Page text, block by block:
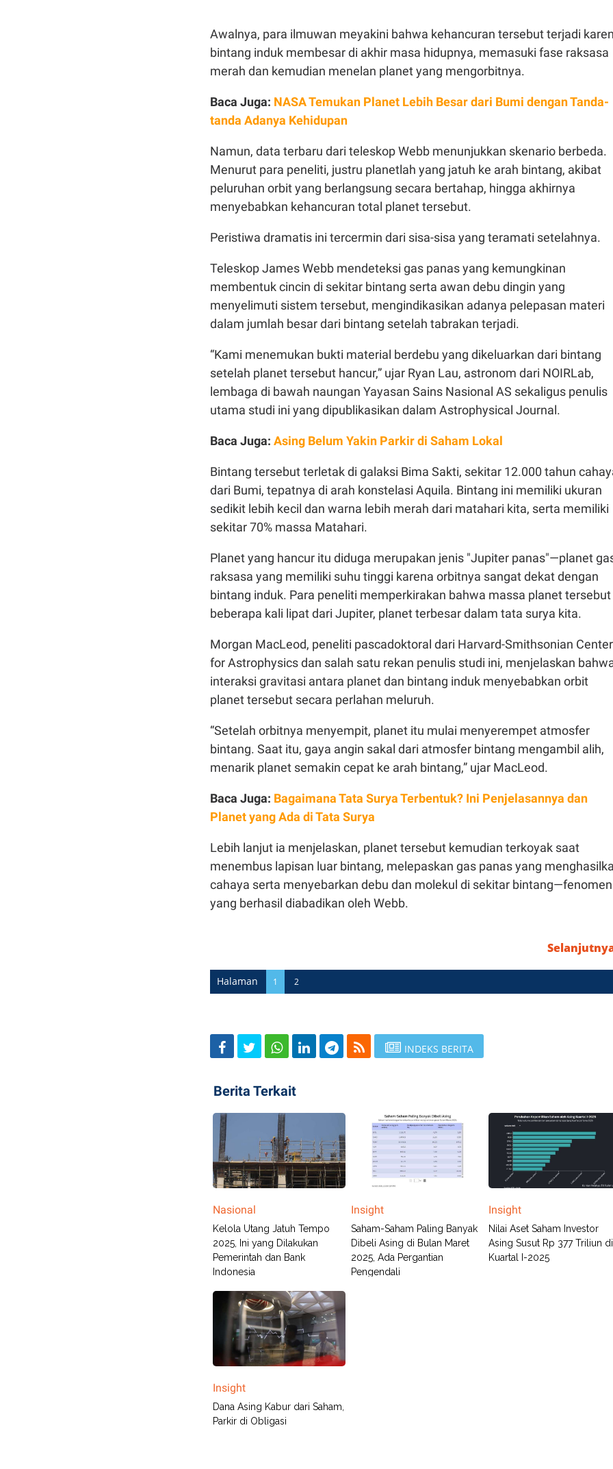
Awalnya, para ilmuwan meyakini bahwa kehancuran tersebut terjadi
bintang induk membesar di akhir masa hidupnya, memasuki fase raksasa
merah dan kemudian menelan planet yang mengorbitnya.
Baca Juga: NASA Temukan Planet Lebih Besar dari Bumi dengan Tanda-
tanda Adanya Kehidupan
Namun, data terbaru dari teleskop Webb menunjukkan skenario berbeda.
Menurut para peneliti, justru planetlah yang jatuh ke arah bintang, akibat
peluruhan orbit yang berlangsung secara bertahap, hingga akhirnya
menyebabkan kehancuran total planet tersebut.
Peristiwa dramatis ini tercermin dari sisa-sisa yang teramati setelahnya.
Teleskop James Webb mendeteksi gas panas yang kemungkinan
membentuk cincin di sekitar bintang serta awan debu dingin yang
menyelimuti sistem tersebut, mengindikasikan adanya pelepasan materi
dalam jumlah besar dari bintang setelah tabrakan terjadi.
“Kami menemukan bukti material berdebu yang dikeluarkan dari bintang
setelah planet tersebut hancur,” ujar Ryan Lau, astronom dari NOIRLab,
lembaga di bawah naungan Yayasan Sains Nasional AS sekaligus penulis
utama studi ini yang dipublikasikan dalam Astrophysical Journal.
Baca Juga: Asing Belum Yakin Parkir di Saham Lokal
Bintang tersebut terletak di galaksi Bima Sakti, sekitar 12.000 tahun
dari Bumi, tepatnya di arah konstelasi Aquila. Bintang ini memiliki ukuran
sedikit lebih kecil dan warna lebih merah dari matahari kita, serta memiliki
sekitar 70% massa Matahari.
Planet yang hancur itu diduga merupakan jenis "Jupiter panas"—planet
raksasa yang memiliki suhu tinggi karena orbitnya sangat dekat dengan
bintang induk. Para peneliti memperkirakan bahwa massa planet tersebut
beberapa kali lipat dari Jupiter, planet terbesar dalam tata surya kita.
Morgan MacLeod, peneliti pascadoktoral dari Harvard-Smithsonian Center
for Astrophysics dan salah satu rekan penulis studi ini, menjelaskan
interaksi gravitasi antara planet dan bintang induk menyebabkan orbit
planet tersebut secara perlahan meluruh.
“Setelah orbitnya menyempit, planet itu mulai menyerempet atmosfer
bintang. Saat itu, gaya angin sakal dari atmosfer bintang mengambil alih,
menarik planet semakin cepat ke arah bintang,” ujar MacLeod.
Baca Juga: Bagaimana Tata Surya Terbentuk? Ini Penjelasannya dan
Planet yang Ada di Tata Surya
Lebih lanjut ia menjelaskan, planet tersebut kemudian terkoyak saat
menembus lapisan luar bintang, melepaskan gas panas yang
cahaya serta menyebarkan debu dan molekul di sekitar
yang berhasil diabadikan oleh Webb.
Halaman 1 2
INDEKS BERITA
Berita Terkait
Nasional
Kelola Utang Jatuh Tempo
2025, Ini yang Dilakukan
Pemerintah dan Bank
Indonesia
Insight
Saham-Saham Paling Banyak
Dibeli Asing di Bulan Maret
2025, Ada Pergantian
Pengendali
Insight
Nilai Aset Saham Investor
Asing Susut Rp 377 Triliun di
Kuartal I-2025
Insight
Dana Asing Kabur dari Saham,
Parkir di Obligasi